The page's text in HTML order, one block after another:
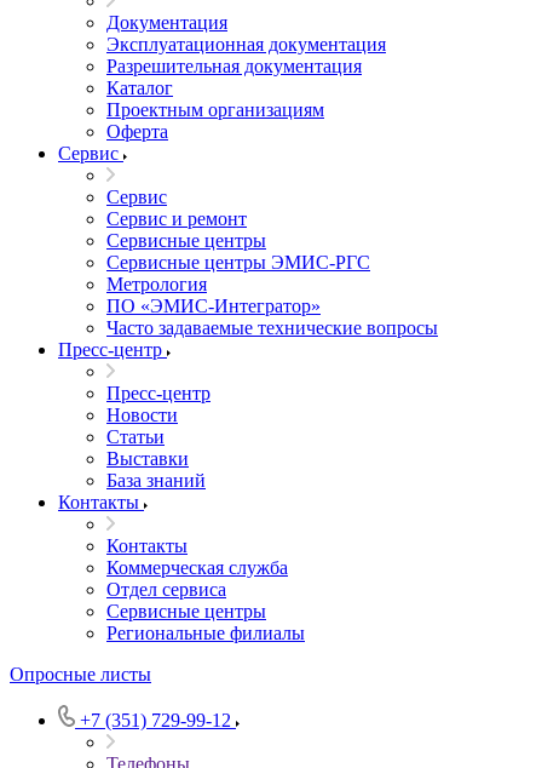
Документация
Эксплуатационная документация
Разрешительная документация
Каталог
Проектным организациям
Оферта
Сервис
Сервис
Сервис и ремонт
Сервисные центры
Сервисные центры ЭМИС-РГС
Метрология
ПО «ЭМИС-Интегратор»
Часто задаваемые технические вопросы
Пресс-центр
Пресс-центр
Новости
Статьи
Выставки
База знаний
Контакты
Контакты
Коммерческая служба
Отдел сервиса
Сервисные центры
Региональные филиалы
Опросные листы
+7 (351) 729-99-12
Телефоны